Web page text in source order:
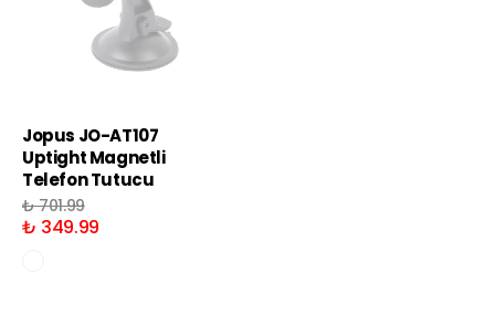
Jopus JO-AT107
Uptight Magnetli
Telefon Tutucu
₺ 701.99
₺ 349.99